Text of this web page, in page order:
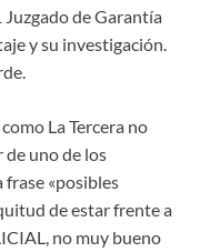
de Garantía
y su investigación.
La Tercera no
uno de los
«posibles
de estar frente a
no muy bueno